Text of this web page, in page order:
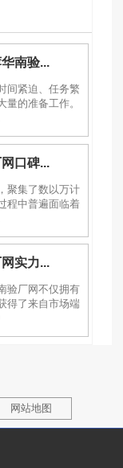
南验...
间紧迫、任务繁
的准备工作。
口碑...
聚集了数以万计
程中普遍面临着
实力...
验厂网不仅拥有
得了来自市场端
网站地图